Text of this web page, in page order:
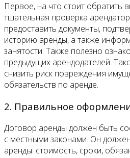
Первое, на что стоит обратить
тщательная проверка
предоставить документы,
историю аренды, а также
занятости. Также полезно
предыдущих арендодателей.
снизить риск повреждения
обязательств по аренде.
2. Правильное
Договор аренды должен быть
с местными законами. Он
аренды: стоимость, сроки,